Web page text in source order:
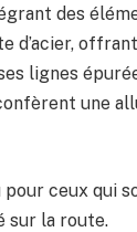
des
d’acier,
lignes
une
pour ceux qui
sur la route.